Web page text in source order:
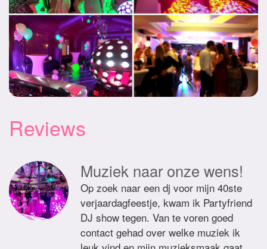
Reviews
Muziek naar onze wens!
Op zoek naar een dj voor mijn 40ste
verjaardagfeestje, kwam ik Partyfriend
DJ show tegen. Van te voren goed
contact gehad over welke muziek ik